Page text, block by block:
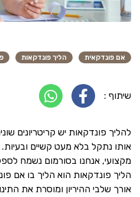
אם פונדקאית הליך פונדקאות
שיתוף :
להליך פונדקאות יש קריטריונים
אותו נתקל בלא מעט קשיים
מקצועי, אנחנו בסורמום נשמח
הליך פונדקאות הוא הליך בו אם
אורך שלבי ההיריון ומוסרת את